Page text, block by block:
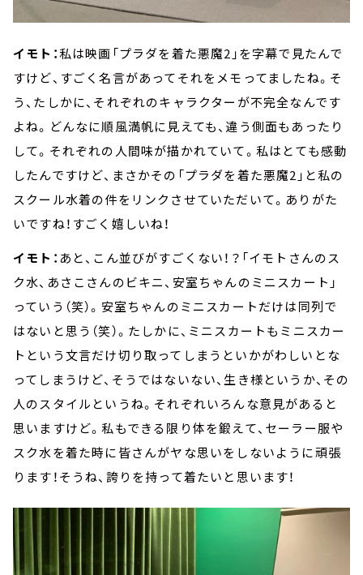
イモト：私は映画「プラダを着た悪魔2」を字幕で見たんで
すけど、すごく名言があってそれをメモってましたね。そ
う、たしかに、それぞれのキャラクターが不完全なんです
よね。どんなに順風満帆に見えても、違う側面もあったり
して。それぞれの人間味が描かれていて。私はとても感動
したんですけど、まさかその「プラダを着た悪魔2」と私の
スクール水着の件をリンクさせていただいて。ありがた
いですね！すごく嬉しいね！
イモト： あと、こん並びがすごくない！？「イモトさんのス
ク水、あさこさんのビキニ、安室ちゃんのミニスカート」
っていう（笑）。安室ちゃんのミニスカートだけは同列で
はないと思う（笑）。たしかに、ミニスカートもミニスカー
トという文言だけ切り取ってしまうといかがわしいとな
ってしまうけど、そうではないない、生き様というか、その
人のスタイルというね。それぞれいろんな意見があると
思いますけど。私もできる限り体を鍛えて、セーラー服や
スク水を着た時に皆さんがヤな思いをしないように頑張
ります！そうね、誇りを持って着たいと思います！